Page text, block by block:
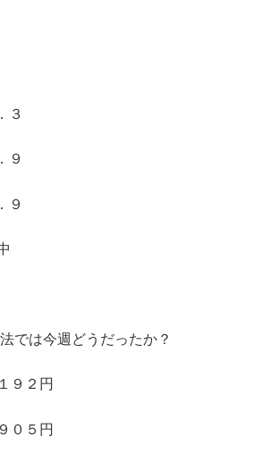
３
９
９
では今週どうだったか？
２円
５円